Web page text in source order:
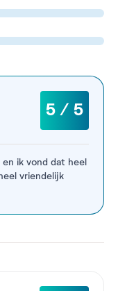
5 / 5
ik vond dat heel
vriendelijk